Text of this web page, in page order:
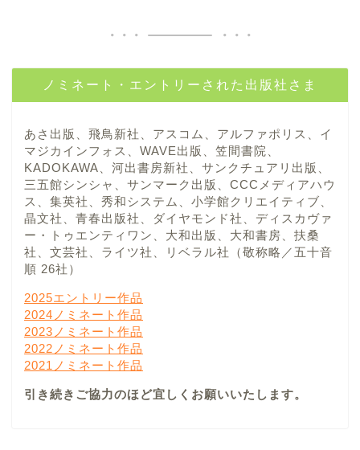
ノミネート・エントリーされた出版社さま
あさ出版、飛鳥新社、アスコム、アルファポリス、イ
マジカインフォス、WAVE出版、笠間書院、
KADOKAWA、河出書房新社、サンクチュアリ出版、
三五館シンシャ、サンマーク出版、CCCメディアハウ
ス、集英社、秀和システム、小学館クリエイティブ、
晶文社、青春出版社、ダイヤモンド社、ディスカヴァ
ー・トゥエンティワン、大和出版、大和書房、扶桑
社、文芸社、ライツ社、リベラル社（敬称略／五十音
順 26社）
2025エントリー作品
2024ノミネート作品
2023ノミネート作品
2022ノミネート作品
2021ノミネート作品
引き続きご協力のほど宜しくお願いいたします。